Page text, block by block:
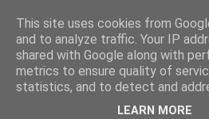
This site uses cookies from
and to analyze traffic. Your IP
shared with Google along with
metrics to ensure quality of
statistics, and to detect and
LEARN MORE